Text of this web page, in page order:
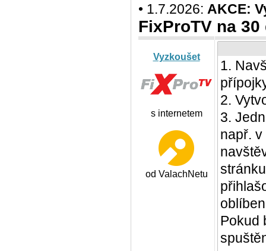
• 1.7.2026: AKCE:
FixProTV na 30
Vyzkoušet
s internetem
od ValachNetu
1.
2.
3.
např.
Pokud